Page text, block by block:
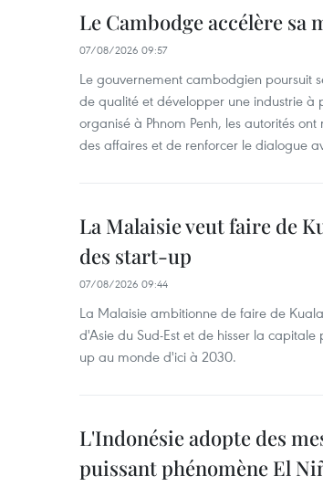
Le Cambodge accélère
07/08/2026 09:57
Le gouvernement cambodgien poursuit
de qualité et développer une industrie à
organisé à Phnom Penh, les autorités
des affaires et de renforcer le dialogue
La Malaisie veut faire de
des start-up
07/08/2026 09:44
La Malaisie ambitionne de faire de
d'Asie du Sud-Est et de hisser la
up au monde d'ici à 2030.
L'Indonésie adopte des
puissant phénomène El